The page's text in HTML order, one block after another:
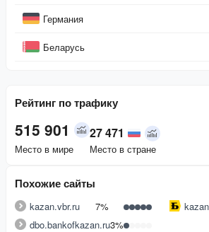
Германия
Беларусь
Рейтинг по трафику
515 901
Место в мире
27 471
Место в стране
Похожие сайты
kazan.vbr.ru 7%
dbo.bankofkazan.ru3%